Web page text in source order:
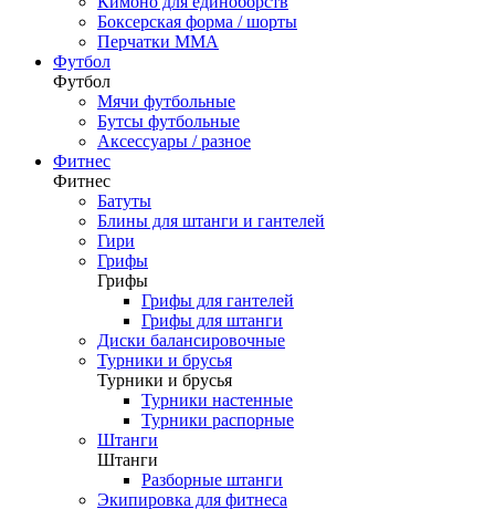
Боксерская форма / шорты
Перчатки ММА
Футбол
Футбол
Мячи футбольные
Бутсы футбольные
Аксессуары / разное
Фитнес
Фитнес
Батуты
Блины для штанги и гантелей
Гири
Грифы
Грифы
Грифы для гантелей
Грифы для штанги
Диски балансировочные
Турники и брусья
Турники и брусья
Турники настенные
Турники распорные
Штанги
Штанги
Разборные штанги
Экипировка для фитнеса